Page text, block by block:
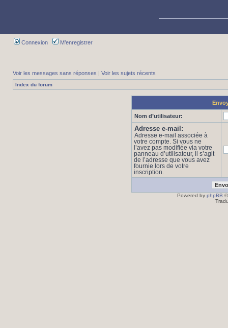
Connexion M’enregistrer
Voir les messages sans réponses | Voir les sujets récents
Index du forum
Nom d’utilisateur:
Adresse e-mail:
Adresse e-mail associée à
votre compte. Si vous ne
l’avez pas modifiée via votre
panneau d’utilisateur, il s’agit
de l’adresse que vous avez
fournie lors de votre
inscription.
Powered by phpBB